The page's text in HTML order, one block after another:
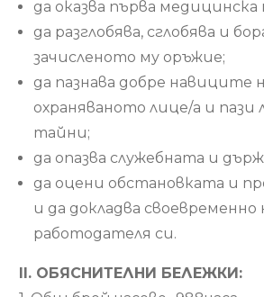
да оказва първа
да разглобява, сглобява и
зачисленото му оръжие;
да пазнава добре навиците
охраняваното лице/а и
тайни;
да опазва служебната и
да оцени обстановката и
и да докладва своевременно
работодателя си.
II. OБЯСНИТЕЛНИ БЕЛЕЖКИ: